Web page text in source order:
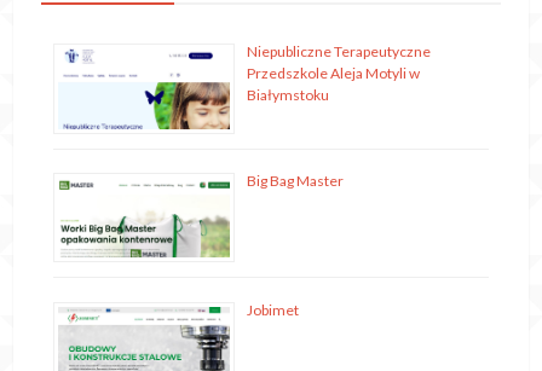
Niepubliczne Terapeutyczne
Przedszkole Aleja Motyli w
Białymstoku
Big Bag Master
Jobimet